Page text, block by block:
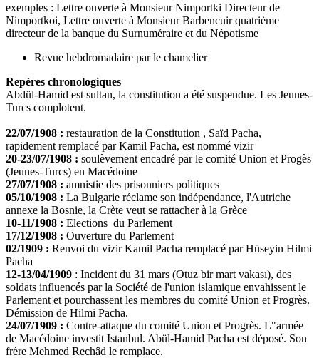
exemples : Lettre ouverte à Monsieur Nimportki Directeur de
Nimportkoi, Lettre ouverte à Monsieur Barbencuir quatrième
directeur de la banque du Surnuméraire et du Népotisme
Revue hebdromadaire par le chamelier
Repères chronologiques
Abdül-Hamid est sultan, la constitution a été suspendue. Les Jeunes-
Turcs complotent.
22/07/1908 : restauration de la Constitution , Saïd Pacha,
rapidement remplacé par Kamil Pacha, est nommé vizir
20-23/07/1908 : soulèvement encadré par le comité Union et Progès
(Jeunes-Turcs) en Macédoine
27/07/1908 : amnistie des prisonniers politiques
05/10/1908 : La Bulgarie réclame son indépendance, l'Autriche
annexe la Bosnie, la Crète veut se rattacher à la Grèce
10-11/1908 : Elections du Parlement
17/12/1908 : Ouverture du Parlement
02/1909 : Renvoi du vizir Kamil Pacha remplacé par Hüseyin Hilmi
Pacha
12-13/04/1909 : Incident du 31 mars (Otuz bir mart vakası), des
soldats influencés par la Société de l'union islamique envahissent le
Parlement et pourchassent les membres du comité Union et Progrès.
Démission de Hilmi Pacha.
24/07/1909 : Contre-attaque du comité Union et Progrès. L"armée
de Macédoine investit Istanbul. Abül-Hamid Pacha est déposé. Son
frère Mehmed Rechâd le remplace.